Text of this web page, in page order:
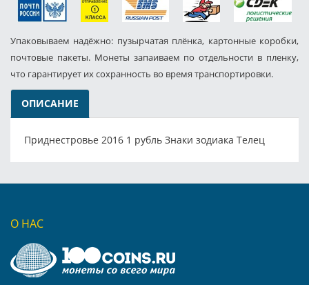
Упаковываем надёжно: пузырчатая плёнка, картонные коробки,
почтовые пакеты. Монеты запаиваем по отдельности в пленку,
что гарантирует их сохранность во время транспортировки.
ОПИСАНИЕ
Приднестровье 2016 1 рубль Знаки зодиака Телец
О НАС